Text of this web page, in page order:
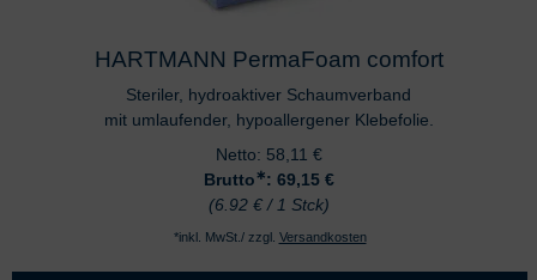
HARTMANN PermaFoam comfort
Steriler, hydroaktiver Schaumverband
mit umlaufender, hypoallergener Klebefolie.
Netto: 58,11 €
Brutto∗: 69,15 €
(6.92 € / 1 Stck)
*inkl. MwSt./ zzgl. Versandkosten